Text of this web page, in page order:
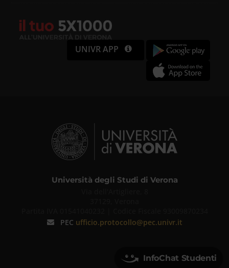
UNIVR APP
Università degli Studi di Verona
PEC ufficio.protocollo@pec.univr.it
InfoChat Studenti